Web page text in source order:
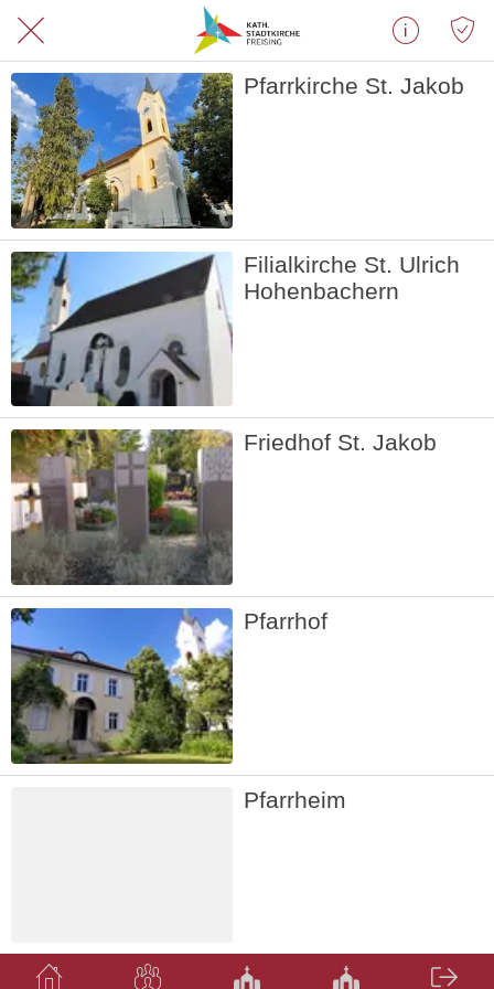
Pfarrkirche St. Jakob
Filialkirche St. Ulrich
Hohenbachern
Friedhof St. Jakob
Pfarrhof
Pfarrheim